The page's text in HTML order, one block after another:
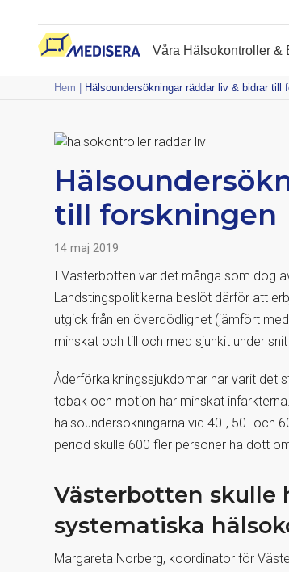
Våra Hälsokontroller &
Hem Hälsoundersökningar räddar liv & bidrar till
till forskningen
14 maj 2019
I Västerbotten var det många som dog
Landstingspolitikerna beslöt därför att
utgick från en överdödlighet (jämfört
minskat och till och med sjunkit under
Åderförkalkningssjukdomar har varit det
tobak och motion har minskat
hälsoundersökningarna vid 40-, 50- och
period skulle 600 fler personer ha dött
Västerbotten
systematiska
Margareta Norberg, koordinator för